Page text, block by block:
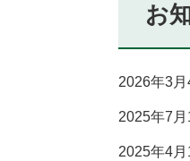
お
2026年3
2025年7
2025年4